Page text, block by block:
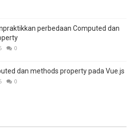
perbedaan Computed dan
0
dan methods property pada Vue.js
0